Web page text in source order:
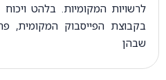
לרשויות המקומיות. בלהט
בקבוצת הפייסבוק המקומית,
שבהן